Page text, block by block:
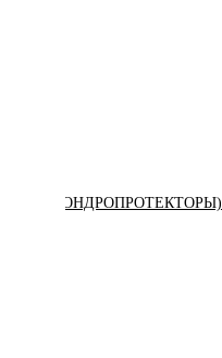
(ХОНДРОПРОТЕКТОРЫ)